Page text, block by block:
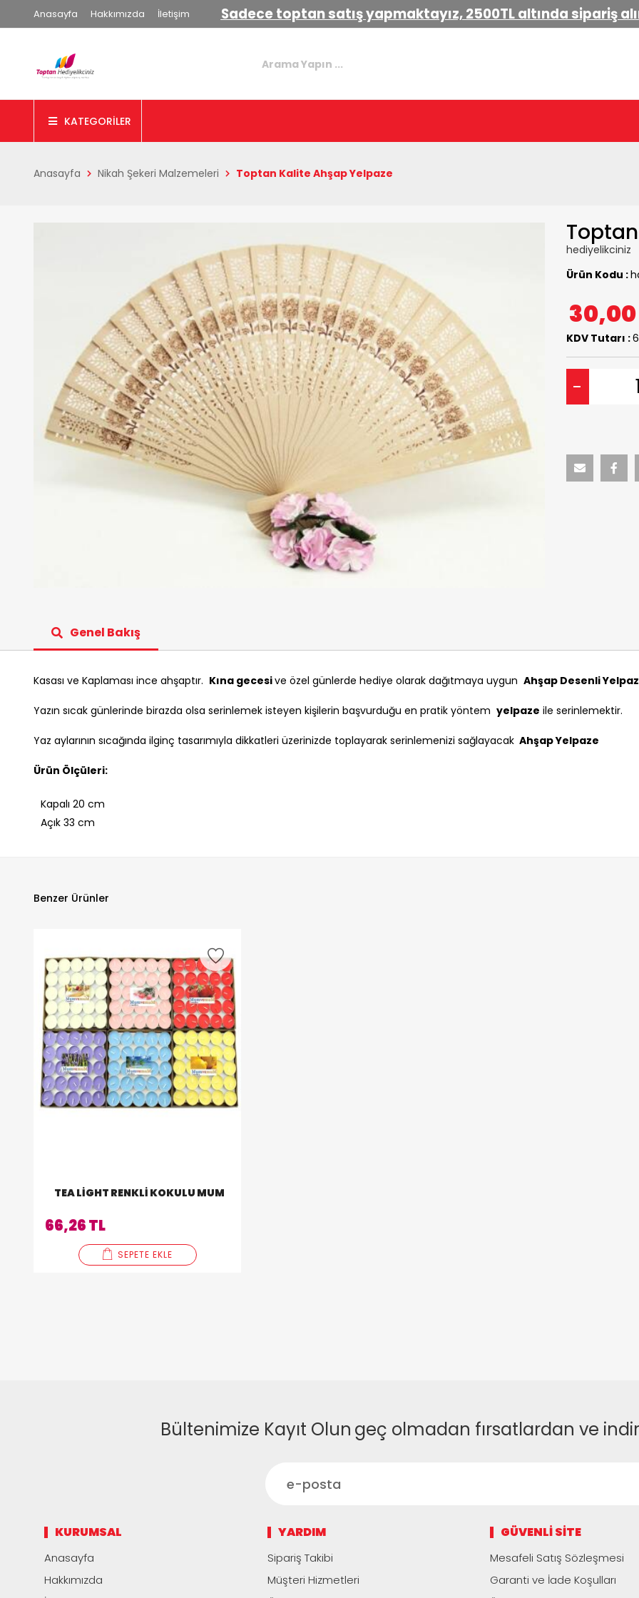
Anasayfa Hakkımızda İletişim Sadece toptan satış yapmaktayız, 2500TL altında sipariş
KATEGORİLER
Anasayfa Nikah Şekeri Malzemeleri Toptan Kalite Ahşap Yelpaze
hediyelikciniz
Ürün Kodu :
30,00
KDV Tutarı :
-
Genel Bakış
Kasası ve Kaplaması ince ahşaptır. Kına gecesive özel günlerde hediye olarak dağıtmaya uygun Ahşap Desenli
Yazın sıcak günlerinde birazda olsa serinlemek isteyen kişilerin başvurduğu en pratik yöntem yelpaze ile serinlemektir.
Yaz aylarının sıcağında ilginç tasarımıyla dikkatleri üzerinizde toplayarak serinlemenizi sağlayacak Ahşap Yelpaze
Ürün Ölçüleri:
Kapalı 20 cm
Açık 33 cm
Benzer Ürünler
TEA LIGHT RENKLI KOKULU MUM
66,26 TL
SEPETE EKLE
Bültenimize Kayıt Olun geç olmadan fırsatlardan ve
KURUMSAL
Anasayfa
Hakkımızda
YARDIM
Sipariş Takibi
Müşteri Hizmetleri
GÜVENLI SITE
Mesafeli Satış Sözleşmesi
Garanti ve İade Koşulları